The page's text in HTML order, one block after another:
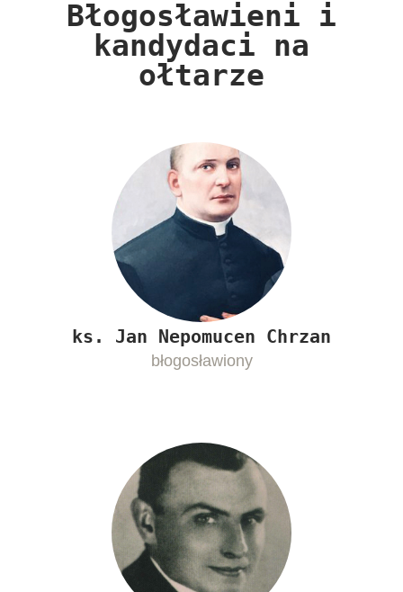
Błogosławieni i
kandydaci na
ołtarze​
ks. Jan Nepomucen Chrzan
błogosławiony